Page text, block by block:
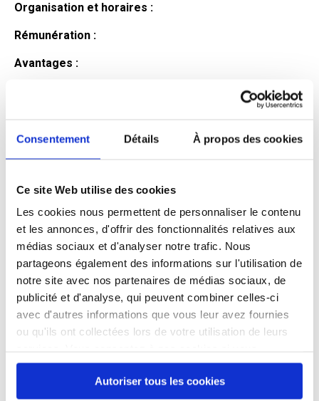
Consentement Détails À propos des cookies
Ce site Web utilise des cookies
Les cookies nous permettent de personnaliser le contenu
et les annonces, d'offrir des fonctionnalités relatives aux
médias sociaux et d'analyser notre trafic. Nous
partageons également des informations sur l'utilisation de
notre site avec nos partenaires de médias sociaux, de
publicité et d'analyse, qui peuvent combiner celles-ci
avec d'autres informations que vous leur avez fournies
ou qu'ils ont collectées lors de votre utilisation de leurs
continuez à utiliser notre site Web.
Autoriser tous les cookies
Organisation et horaires :
Rémunération :
Avantages :
candidat
Qualifications et diplômes :
Profil recherché :
Expérience :
Processus
de
recrutement